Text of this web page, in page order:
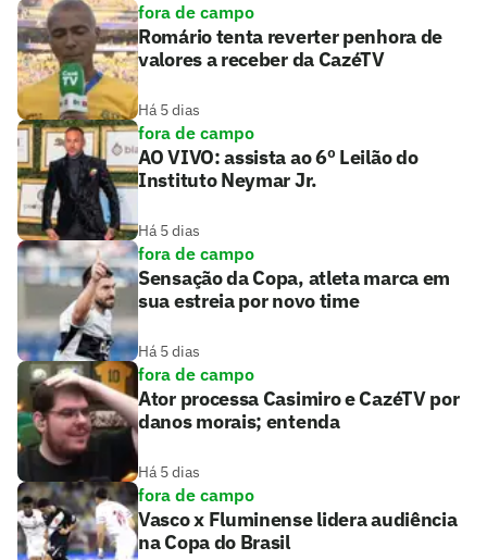
fora de campo
Romário tenta reverter penhora de
valores a receber da CazéTV
Há 5 dias
fora de campo
AO VIVO: assista ao 6º Leilão do
Instituto Neymar Jr.
Há 5 dias
fora de campo
Sensação da Copa, atleta marca em
sua estreia por novo time
Há 5 dias
fora de campo
Ator processa Casimiro e CazéTV por
danos morais; entenda
Há 5 dias
fora de campo
Vasco x Fluminense lidera audiência
na Copa do Brasil